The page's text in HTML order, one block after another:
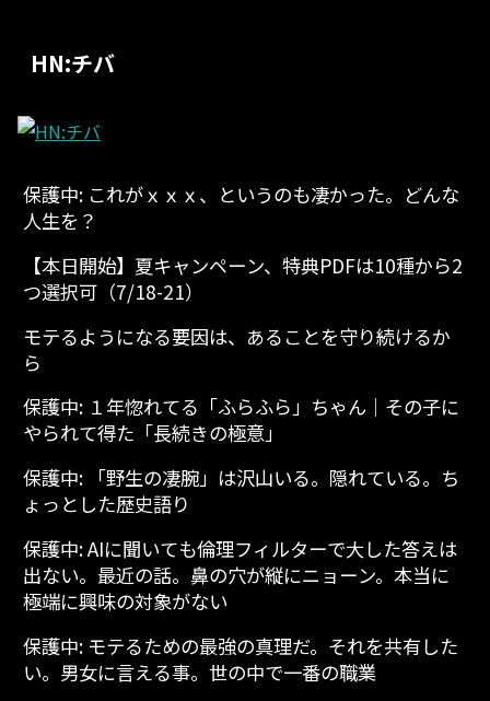
HN:チバ
保護中: これがｘｘｘ、というのも凄かった。どんな
人生を？
【本日開始】夏キャンペーン、特典PDFは10種から2
つ選択可（7/18-21）
モテるようになる要因は、あることを守り続けるか
ら
保護中: １年惚れてる「ふらふら」ちゃん│その子に
やられて得た「長続きの極意」
保護中: 「野生の凄腕」は沢山いる。隠れている。ち
ょっとした歴史語り
保護中: AIに聞いても倫理フィルターで大した答えは
出ない。最近の話。鼻の穴が縦にニョーン。本当に
極端に興味の対象がない
保護中: モテるための最強の真理だ。それを共有した
い。男女に言える事。世の中で一番の職業